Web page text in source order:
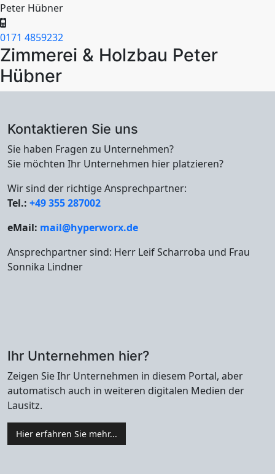
Peter Hübner
0171 4859232
Zimmerei & Holzbau Peter
Hübner
Kontaktieren Sie uns
Sie haben Fragen zu Unternehmen?
Sie möchten Ihr Unternehmen hier platzieren?
Wir sind der richtige Ansprechpartner:
Tel.: +49 355 287002
eMail: mail@hyperworx.de
Ansprechpartner sind: Herr Leif Scharroba und Frau
Sonnika Lindner
Ihr Unternehmen hier?
Zeigen Sie Ihr Unternehmen in diesem Portal, aber
automatisch auch in weiteren digitalen Medien der
Lausitz.
Hier erfahren Sie mehr...